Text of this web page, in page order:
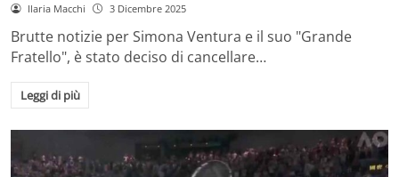
Ilaria Macchi 3 Dicembre 2025
Brutte notizie per Simona Ventura e il suo "Grande
Fratello", è stato deciso di cancellare…
Leggi di più